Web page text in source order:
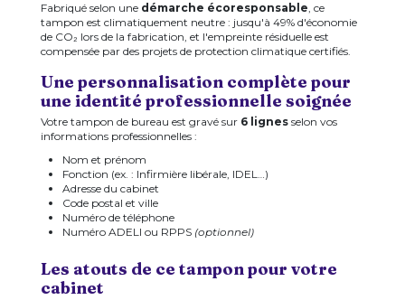
Fabriqué selon une démarche écoresponsable, ce
tampon est climatiquement neutre : jusqu'à 49% d'économie
de CO₂ lors de la fabrication, et l'empreinte résiduelle est
compensée par des projets de protection climatique certifiés.
Une personnalisation complète pour
une identité professionnelle soignée
Votre tampon de bureau est gravé sur 6 lignesselon vos
informations professionnelles :
Nom et prénom
Fonction (ex. : Infirmière libérale, IDEL…)
Adresse du cabinet
Code postal et ville
Numéro de téléphone
Numéro ADELI ou RPPS (optionnel)
Les atouts de ce tampon pour votre
cabinet